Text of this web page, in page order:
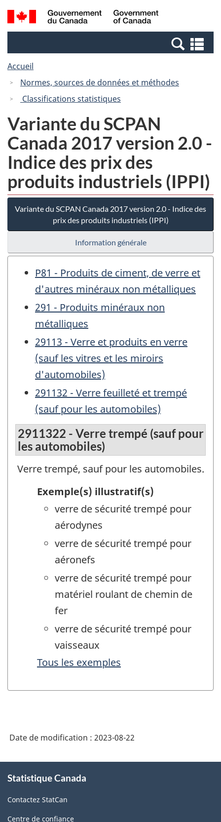
Passer
au
Passer
à
Canada
Recherche
et
et
Accueil
Normes, sources de données et méthodes
Classifications statistiques
Variante du SCPAN
Canada 2017 version 2.0 -
Indice des prix des
produits industriels (IPPI)
Variante du SCPAN Canada 2017 version 2.0 - Indice des
prix des produits industriels (IPPI)
Information générale
P81 - Produits de ciment, de verre et
d'autres minéraux non métalliques
291 - Produits minéraux non
métalliques
29113 - Verre et produits en verre
(sauf les vitres et les miroirs
d'automobiles)
291132 - Verre feuilleté et trempé
(sauf pour les automobiles)
2911322 - Verre trempé (sauf pour
les automobiles)
Verre trempé, sauf pour les automobiles.
Exemple(s) illustratif(s)
verre de sécurité trempé pour
aérodynes
verre de sécurité trempé pour
aéronefs
verre de sécurité trempé pour
matériel roulant de chemin de
fer
verre de sécurité trempé pour
vaisseaux
Tous les exemples
Date de modification : 2023-08-22
propos
ce
site
Statistique Canada
Contactez StatCan
Centre de confiance